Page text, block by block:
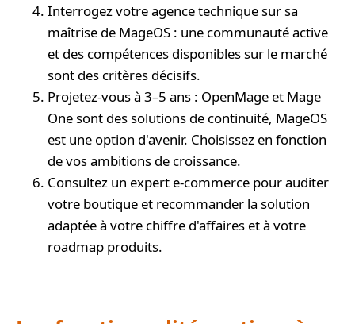
Interrogez votre agence technique sur sa
maîtrise de MageOS : une communauté active
et des compétences disponibles sur le marché
sont des critères décisifs.
Projetez-vous à 3–5 ans : OpenMage et Mage
One sont des solutions de continuité, MageOS
est une option d'avenir. Choisissez en fonction
de vos ambitions de croissance.
Consultez un expert e-commerce pour auditer
votre boutique et recommander la solution
adaptée à votre chiffre d'affaires et à votre
roadmap produits.